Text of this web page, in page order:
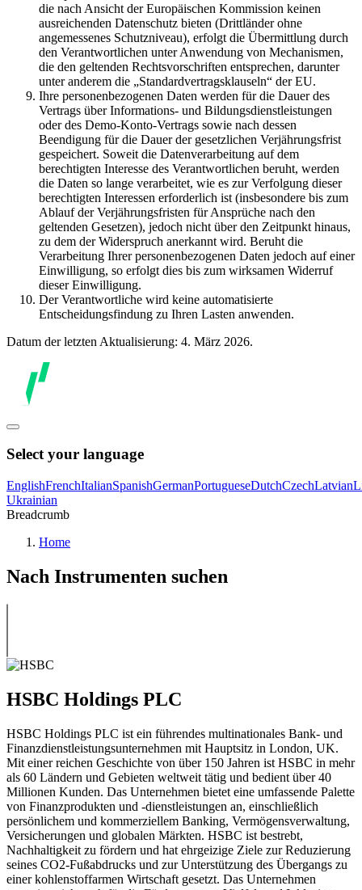
die nach Ansicht der Europäischen Kommission keinen
ausreichenden Datenschutz bieten (Drittländer ohne
angemessenes Schutzniveau), erfolgt die Übermittlung durch
den Verantwortlichen unter Anwendung von Mechanismen,
die den geltenden Rechtsvorschriften entsprechen, darunter
unter anderem die „Standardvertragsklauseln“ der EU.
Ihre personenbezogenen Daten werden für die Dauer des
Vertrags über Informations- und Bildungsdienstleistungen
oder des Demo-Konto-Vertrags sowie nach dessen
Beendigung für die Dauer der gesetzlichen Verjährungsfrist
gespeichert. Soweit die Datenverarbeitung auf dem
berechtigten Interesse des Verantwortlichen beruht, werden
die Daten so lange verarbeitet, wie es zur Verfolgung dieser
berechtigten Interessen erforderlich ist (insbesondere bis zum
Ablauf der Verjährungsfristen für Ansprüche nach den
geltenden Gesetzen), jedoch nicht über den Zeitpunkt hinaus,
zu dem der Widerspruch anerkannt wird. Beruht die
Verarbeitung Ihrer personenbezogenen Daten jedoch auf einer
Einwilligung, so erfolgt dies bis zum wirksamen Widerruf
dieser Einwilligung.
Der Verantwortliche wird keine automatisierte
Entscheidungsfindung zu Ihren Lasten anwenden.
Datum der letzten Aktualisierung: 4. März 2026.
Select your language
EnglishFrenchItalianSpanishGermanPortugueseDutchCzechLatvian
Ukrainian
Breadcrumb
Home
Nach Instrumenten suchen
HSBC Holdings PLC
HSBC Holdings PLC ist ein führendes multinationales Bank- und
Finanzdienstleistungsunternehmen mit Hauptsitz in London, UK.
Mit einer reichen Geschichte von über 150 Jahren ist HSBC in mehr
als 60 Ländern und Gebieten weltweit tätig und bedient über 40
Millionen Kunden. Das Unternehmen bietet eine umfassende Palette
von Finanzprodukten und -dienstleistungen an, einschließlich
persönlichem und kommerziellem Banking, Vermögensverwaltung,
Versicherungen und globalen Märkten. HSBC ist bestrebt,
Nachhaltigkeit zu fördern und hat ehrgeizige Ziele zur Reduzierung
seines CO2-Fußabdrucks und zur Unterstützung des Übergangs zu
einer kohlenstoffarmen Wirtschaft gesetzt. Das Unternehmen